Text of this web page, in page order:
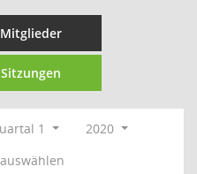
Mitglieder
Sitzungen
1
2020